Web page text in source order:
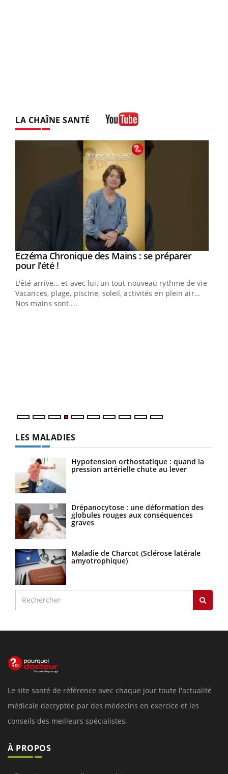
LA CHAÎNE SANTÉ
Youtube
Eczéma Chronique des Mains : se préparer
pour l’été !Youtube
L'été arrive… et avec lui, un tout nouveau rythme de vie !
Vacances, plage, piscine, soleil, activités en plein air…
Nos mains sont ...
LES MALADIES
Hypotension orthostatique : quand la
pression artérielle chute au lever
Drépanocytose : une déformation des
globules rouges aux conséquences
graves
Maladie de Charcot (Sclérose latérale
amyotrophique)
Le site santé de référence avec chaque jour toute l'actualité
médicale decryptée par des médecins en exercice et les
conseils des meilleurs spécialistes.
À PROPOS